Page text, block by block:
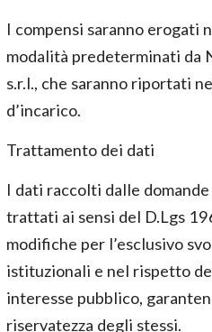
I compensi saranno erogati
modalità predeterminati da
s.r.l., che saranno riportati
d’incarico.
Trattamento dei dati
I dati raccolti dalle
trattati ai sensi del D.Lgs
modifiche per l’esclusivo
istituzionali e nel rispetto
interesse pubblico,
riservatezza degli stessi.